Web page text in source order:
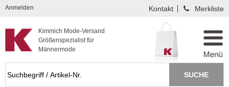
Kompletten Head der Seite überspringen
Kimmich Mode-Versand
Größenspezialist für
Männermode
Anmelden Kontakt Merkliste